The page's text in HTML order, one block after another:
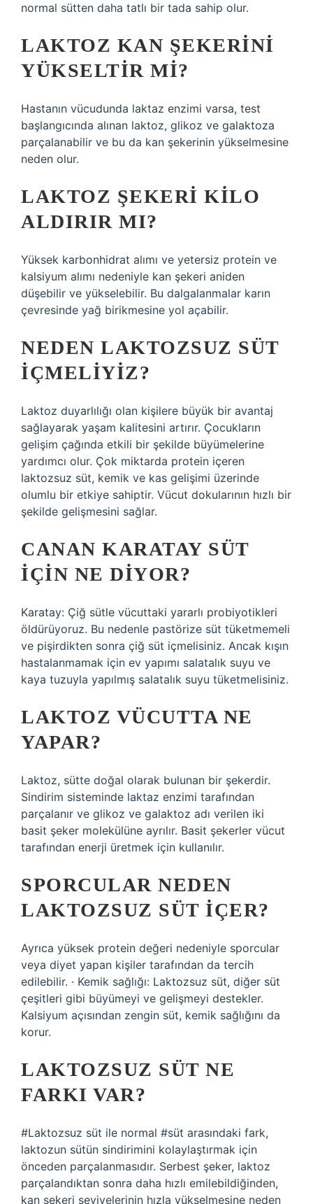
normal sütten daha tatlı bir tada sahip olur.
LAKTOZ KAN ŞEKERINI
YÜKSELTIR MI?
Hastanın vücudunda laktaz enzimi varsa, test
başlangıcında alınan laktoz, glikoz ve galaktoza
parçalanabilir ve bu da kan şekerinin yükselmesine
neden olur.
LAKTOZ ŞEKERI KILO
ALDIRIR MI?
Yüksek karbonhidrat alımı ve yetersiz protein ve
kalsiyum alımı nedeniyle kan şekeri aniden
düşebilir ve yükselebilir. Bu dalgalanmalar karın
çevresinde yağ birikmesine yol açabilir.
NEDEN LAKTOZSUZ SÜT
IÇMELIYIZ?
Laktoz duyarlılığı olan kişilere büyük bir avantaj
sağlayarak yaşam kalitesini artırır. Çocukların
gelişim çağında etkili bir şekilde büyümelerine
yardımcı olur. Çok miktarda protein içeren
laktozsuz süt, kemik ve kas gelişimi üzerinde
olumlu bir etkiye sahiptir. Vücut dokularının hızlı bir
şekilde gelişmesini sağlar.
CANAN KARATAY SÜT
IÇIN NE DIYOR?
Karatay: Çiğ sütle vücuttaki yararlı probiyotikleri
öldürüyoruz. Bu nedenle pastörize süt tüketmemeli
ve pişirdikten sonra çiğ süt içmelisiniz. Ancak kışın
hastalanmamak için ev yapımı salatalık suyu ve
kaya tuzuyla yapılmış salatalık suyu tüketmelisiniz.
LAKTOZ VÜCUTTA NE
YAPAR?
Laktoz, sütte doğal olarak bulunan bir şekerdir.
Sindirim sisteminde laktaz enzimi tarafından
parçalanır ve glikoz ve galaktoz adı verilen iki
basit şeker molekülüne ayrılır. Basit şekerler vücut
tarafından enerji üretmek için kullanılır.
SPORCULAR NEDEN
LAKTOZSUZ SÜT IÇER?
Ayrıca yüksek protein değeri nedeniyle sporcular
veya diyet yapan kişiler tarafından da tercih
edilebilir. · Kemik sağlığı: Laktozsuz süt, diğer süt
çeşitleri gibi büyümeyi ve gelişmeyi destekler.
Kalsiyum açısından zengin süt, kemik sağlığını da
korur.
LAKTOZSUZ SÜT NE
FARKI VAR?
#Laktozsuz süt ile normal #süt arasındaki fark,
laktozun sütün sindirimini kolaylaştırmak için
önceden parçalanmasıdır. Serbest şeker, laktoz
parçalandıktan sonra daha hızlı emilebildiğinden,
kan şekeri seviyelerinin hızla yükselmesine neden